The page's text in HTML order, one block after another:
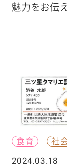
魅力をお伝
食育
社
2024.03.18